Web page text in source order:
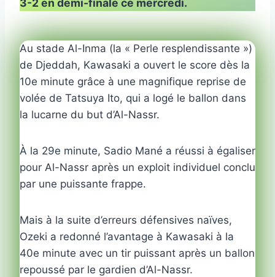
3-2 en demi-finale ce mercredi.
Au stade Al-Inma (la « Perle resplendissante »)
de Djeddah, Kawasaki a ouvert le score dès la
10e minute grâce à une magnifique reprise de
volée de Tatsuya Ito, qui a logé le ballon dans
la lucarne du but d’Al-Nassr.
À la 29e minute, Sadio Mané a réussi à égaliser
pour Al-Nassr après un exploit individuel conclu
par une puissante frappe.
Mais à la suite d’erreurs défensives naïves,
Ozeki a redonné l’avantage à Kawasaki à la
40e minute avec un tir puissant après un ballon
repoussé par le gardien d’Al-Nassr.